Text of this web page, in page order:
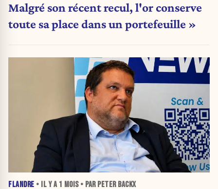
Malgré son récent recul, l'or conserve
toute sa place dans un portefeuille »
FLANDRE • IL Y A 1 MOIS• PAR PETER BACKX